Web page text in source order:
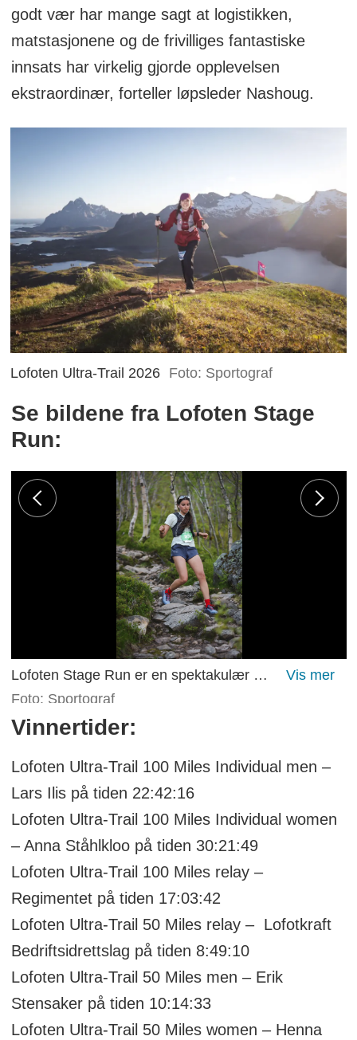
godt vær har mange sagt at logistikken,
matstasjonene og de frivilliges fantastiske
innsats har virkelig gjorde opplevelsen
ekstraordinær, forteller løpsleder Nashoug.
Lofoten Ultra-Trail 2026 Foto: Sportograf
Se bildene fra Lofoten Stage
Run:
Lofoten Stage Run er en spektakulær ferd gjennom Lofotodden Nasjonalpark og videre mot målgangen i Svolvær.
Foto: Sportograf
Vinnertider:
Lofoten Ultra-Trail 100 Miles Individual men –
Lars Ilis på tiden 22:42:16
Lofoten Ultra-Trail 100 Miles Individual women
– Anna Ståhlkloo på tiden 30:21:49
Lofoten Ultra-Trail 100 Miles relay –
Regimentet på tiden 17:03:42
Lofoten Ultra-Trail 50 Miles relay – Lofotkraft
Bedriftsidrettslag på tiden 8:49:10
Lofoten Ultra-Trail 50 Miles men – Erik
Stensaker på tiden 10:14:33
Lofoten Ultra-Trail 50 Miles women – Henna